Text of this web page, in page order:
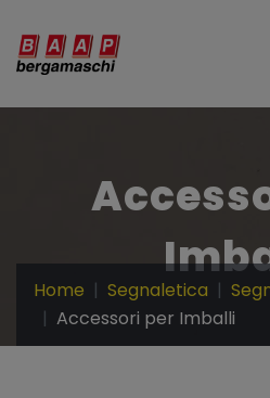
Home Segnaletica
Accessori per Imballi